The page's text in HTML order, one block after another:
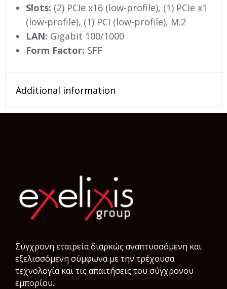
Slots: (2) PCIe x16 (low-profile), (1) PCIe x1
(low-profile), (1) PCI (low-profile), M.2
LAN: Gigabit 100/1000
Form Factor: SFF
Additional information
Σύγχρονη εταιρεία διαρκώς αναπτυσσόμενη και
εξελισσόμενη σύμφωνα µε την τρέχουσα
τεχνολογία και τις απαιτήσεις του σύγχρονου
εμπορίου.